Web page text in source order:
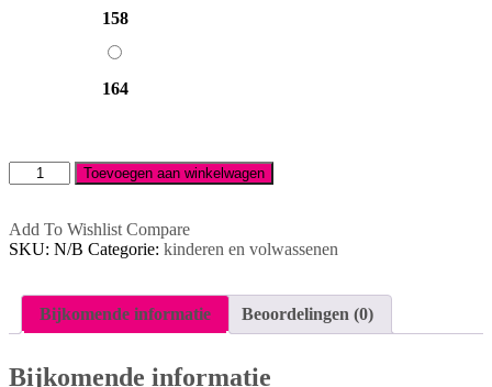
158
164
164
Kinder
sublimatie
shirt
aantal
Toevoegen aan winkelwagen
Add To Wishlist Compare
SKU: N/B Categorie: kinderen en volwassenen
Bijkomende informatie Beoordelingen (0)
Bijkomende informatie